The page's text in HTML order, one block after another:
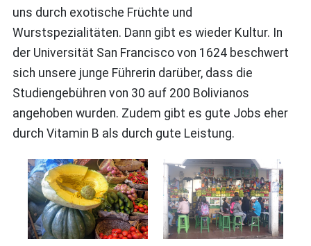
uns durch exotische Früchte und
Wurstspezialitäten. Dann gibt es wieder Kultur. In
der Universität San Francisco von 1624 beschwert
sich unsere junge Führerin darüber, dass die
Studiengebühren von 30 auf 200 Bolivianos
angehoben wurden. Zudem gibt es gute Jobs eher
durch Vitamin B als durch gute Leistung.